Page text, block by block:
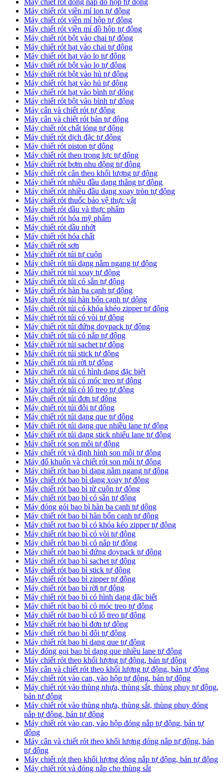
Máy chiết rót viền mí lon tự động
Máy chiết rót viền mí hộp tự động
Máy chiết rót viền mí đồ hộp tự động
Máy chiết rót bột vào chai tự động
Máy chiết rót hạt vào chai tự động
Máy chiết rót hạt vào lọ tự động
Máy chiết rót bột vào lọ tự động
Máy chiết rót bột vào hủ tự động
Máy chiết rót hạt vào hủ tự động
Máy chiết rót hạt vào bình tự động
Máy chiết rót bột vào bình tự động
Máy cân và chiết rót tự động
Máy cân và chiết rót bán tự động
​Máy chiết rót chất lỏng tự động
​Máy chiết rót dịch đặc tự động
Máy chiết rót piston tự động
Máy chiết rót theo trọng lực tự động
​Máy chiết rót bơm nhu động tự động
Máy chiết rót cân theo khối lượng tự động
​Máy chiết rót nhiều đầu dạng thẳng tự động
​Máy chiết rót nhiều đầu dạng xoay tròn tự động
Máy chiết rót thuốc bảo vệ thực vật
Máy chiết rót dầu và thực phẩm
Máy chiết rót hóa mỹ phẩm
Máy chiết rót dầu nhớt
Máy chiết rót hóa chất
Máy chiết rót sơn
Máy chiết rót túi tự cuộn
Máy chiết rót túi dạng nằm ngang tự động
Máy chiết rót túi xoay tự động
Máy chiết rót túi có sẵn tự động
Máy chiết rót hàn ba cạnh tự động
Máy chiết rót túi hàn bốn cạnh tự dộng
Máy chiết rót túi có khóa khéo zipper tự động
Máy chiết rót túi có vòi tự động
Máy chiết rót túi đứng doypack tự động
Máy chiết rót túi có nắp tự động
Máy chiết rót túi sachet tự động
Máy chiết rót túi stick tự động
Máy chiết rót túi rời tự động
Máy chiết rót túi có hình dạng đặc biệt
Máy chiết rót túi có móc treo tự động
Máy chiết rót túi có lổ treo tự động
Máy chiết rót túi đơn tự đông
Máy chiết rót túi đôi tự động
Máy chiết rót túi dạng que tự động
Máy chiết rót túi dạng que nhiều lane tự động
Máy chiết rót túi dạng stick nhiếu lane tự động
Máy chiết rót son môi tự động
Máy chiết rót và định hình son môi tự động
Máy đổ khuôn và chiết rót son môi tự động
Máy chiết rót bao bì dạng nằm ngang tự động
Máy chiết rót bao bì dạng xoay tự động
Máy chiết rót bao bì từ cuộn tự động
Máy chiết rót bao bì có sẵn tự động
Máy đóng gói bao bì hàn ba cạnh tự dộng
Máy chiết rót bao bì hàn bốn cạnh tự động
Máy chiết rot bao bì có khóa kéo zipper tự động
Máy chiết rót bao bì có vòi tự động
Máy chiết rót bao bì có nắp tự động
Máy chiết rót bao bì đứng doypack tự động
Máy chiết rót bao bì sachet tự động
Máy chiết rót bao bì stick tự động
Máy chiết rót bao bì zipper tự động
Máy chiết rót bao bì rời tự động
Máy chiết rót bao bì có hình dạng đặc biết
Máy chiết rót bao bì có móc treo tự động
Máy chiết rót bao bì có lổ treo tự động
Máy chiết rót bao bì đơn tự động
Máy chiết rót bao bì đôi tự động
Máy chiết rót bao bì dạng que tự động
Máy đóng goi bao bì dạng que nhiều lane tự động
Máy chiết rót theo khối lượng tự động, bán tự động
Máy cân và chiết rót theo khối lượng tự động, bán tự động
Máy chiết rót vào can, vào hộp tự động, bán tự động
Máy chiết rót vào thùng nhựa, thùng sắt, thùng phuy tự động,
bán tự động
Máy chiết rót vào thùng nhựa, thùng sắt, thùng phuy đóng
nắp tự động, bán tự động
Máy chiết rót vào can, vào hộp đóng nắp tự động, bán tự
động
Máy cân và chiết rót theo khối lượng đóng nắp tự động, bán
tự động
Máy chiết rót theo khối lượng đóng nắp tự động, bán tự động
Máy chiết rót và đóng nắp cho thùng sắt